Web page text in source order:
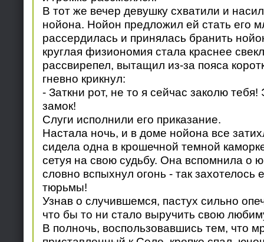
В тот же вечер девушку схватили и
нойона. Нойон предложил ей стать его
рассердилась и принялась бранить
круглая физиономия стала краснее
рассвирепел, вытащил из-за пояса
гневно крикнул:
- Заткни рот, не то я сейчас заколю
замок!
Слуги исполнили его приказание.
Настала ночь, и в доме нойона все
сидела одна в крошечной темной
сетуя на свою судьбу. Она вспомнила о
словно вспыхнул огонь - так захотелось
тюрьмы!
Узнав о случившемся, пастух сильно
что бы то ни стало выручить свою
В полночь, воспользовавшись тем, что